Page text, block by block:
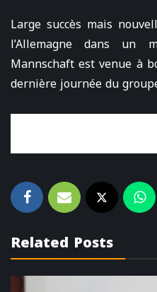
Large succès mais
l’Allemagne dans un
Mannschaft est venue à
dernière journée du
Related Posts